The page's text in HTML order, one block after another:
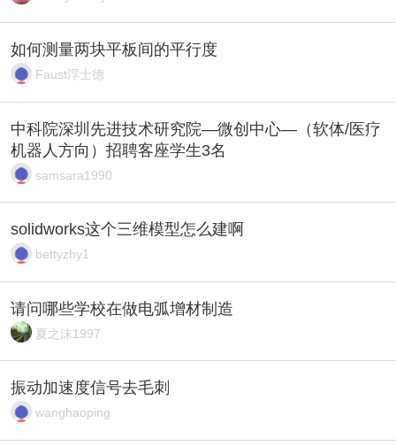
如何测量两块平板间的平行度
Faust浮士德
中科院深圳先进技术研究院—微创中心—（软体/医疗
机器人方向）招聘客座学生3名
samsara1990
solidworks这个三维模型怎么建啊
bettyzhy1
请问哪些学校在做电弧增材制造
夏之沫1997
振动加速度信号去毛刺
wanghaoping